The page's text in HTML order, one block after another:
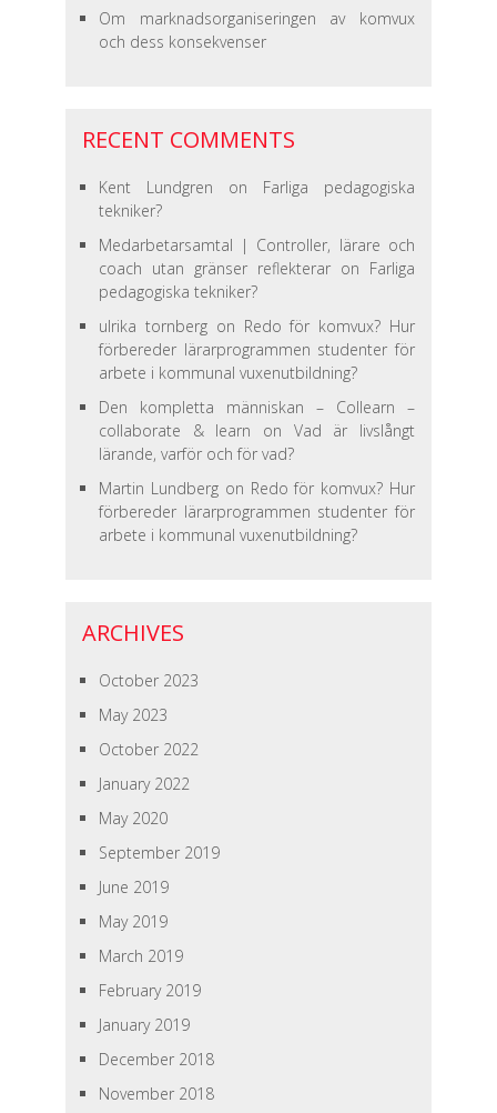
Om marknadsorganiseringen av komvux
och dess konsekvenser
RECENT COMMENTS
Kent Lundgren on Farliga pedagogiska
tekniker?
Medarbetarsamtal | Controller, lärare och
coach utan gränser reflekteraron Farliga
pedagogiska tekniker?
ulrika tornbergon Redo för komvux? Hur
förbereder lärarprogrammen studenter för
arbete i kommunal vuxenutbildning?
Den kompletta människan – Collearn –
collaborate & learn on Vad är livslångt
lärande, varför och för vad?
Martin Lundbergon Redo för komvux? Hur
förbereder lärarprogrammen studenter för
arbete i kommunal vuxenutbildning?
ARCHIVES
October 2023
May 2023
October 2022
January 2022
May 2020
September 2019
June 2019
May 2019
March 2019
February 2019
January 2019
December 2018
November 2018